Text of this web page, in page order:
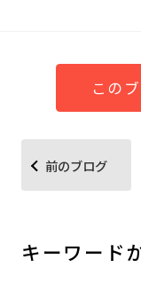
この
前のブログ
キーワード